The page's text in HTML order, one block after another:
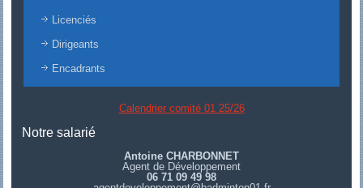
Licenciés
Dirigeants
Encadrants
Calendrier comité 01 25/26
Notre salarié
Antoine CHARBONNET
Agent de Développement
06 71 09 49 98